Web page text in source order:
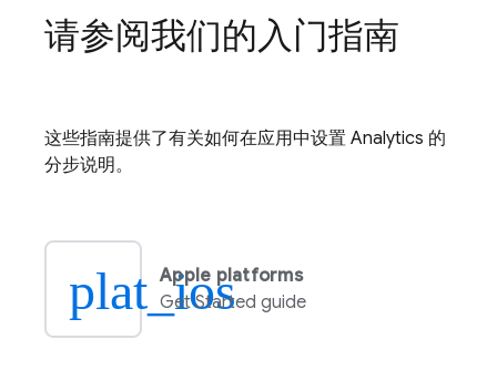
请参阅我们的入门指南
这些指南提供了有关如何在应用中设置 Analytics 的
分步说明。
plat_ios
Apple platforms
Get Started guide